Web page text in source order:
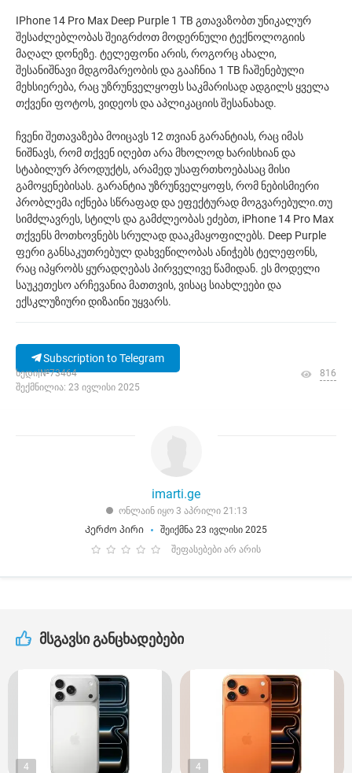
IPhone 14 Pro Max Deep Purple 1 TB გთავაზობთ უნიკალურ
შესაძლებლობას შეიგრძოთ მოდერნული ტექნოლოგიის
მაღალ დონეზე. ტელეფონი არის, როგორც ახალი,
შესანიშნავი მდგომარეობის და გააჩნია 1 TB ჩაშენებული
მეხსიერება, რაც უზრუნველყოფს საკმარისად ადგილს ყველა
თქვენი ფოტოს, ვიდეოს და აპლიკაციის შესანახად.
ჩვენი შეთავაზება მოიცავს 12 თვიან გარანტიას, რაც იმას
ნიშნავს, რომ თქვენ იღებთ არა მხოლოდ ხარისხიან და
სტაბილურ პროდუქტს, არამედ უსაფრთხოებასაც მისი
გამოყენებისას. გარანტია უზრუნველყოფს, რომ ნებისმიერი
პრობლემა იქნება სწრაფად და ეფექტურად მოგვარებული.თუ
სიმძლავრეს, სტილს და გამძლეობას ეძებთ, iPhone 14 Pro Max
თქვენს მოთხოვნებს სრულად დააკმაყოფილებს. Deep Purple
ფერი განსაკუთრებულ დახვეწილობას ანიჭებს ტელეფონს,
რაც იპყრობს ყურადღებას პირველივე წამიდან. ეს მოდელი
საუკეთესო არჩევანია მათთვის, ვისაც სიახლეები და
ექსკლუზიური დიზაინი უყვარს.
Subscription to Telegram
ხედი|№73464
შექმნილია: 23 ივლისი 2025
816
imarti.ge
ონლაინ იყო 3 აპრილი 21:13
Კერძო პირი
შეიქმნა 23 ივლისი 2025
შეფასებები არ არის
მსგავსი განცხადებები
4 4